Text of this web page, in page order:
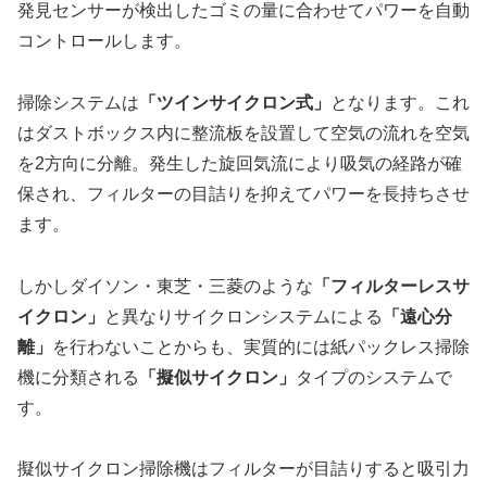
発見センサーが検出したゴミの量に合わせてパワーを自動
コントロールします。
掃除システムは 「ツインサイクロン式」
となります。これ
はダストボックス内に整流板を設置して空気の流れを空気
を2方向に分離。発生した旋回気流により吸気の経路が確
保され、フィルターの目詰りを抑えてパワーを長持ちさせ
ます。
しかしダイソン・東芝・三菱のような 「フィルターレスサ
イクロン」
と異なりサイクロンシステムによる
「遠心分
離」
を行わないことからも、実質的には紙パックレス掃除
機に分類される
「擬似サイクロン」
タイプのシステムで
す。
擬似サイクロン掃除機はフィルターが目詰りすると吸引力